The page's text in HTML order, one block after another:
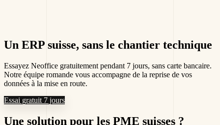
Un ERP suisse, sans le chantier technique
Essayez Neoffice gratuitement pendant 7 jours, sans carte bancaire.
Notre équipe romande vous accompagne de la reprise de vos
données à la mise en route.
Essai gratuit 7 jours
Une solution pour les PME suisses ?